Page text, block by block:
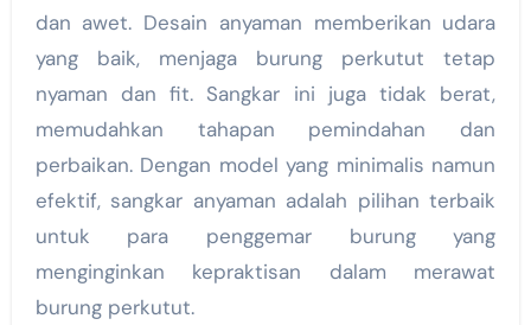
dan awet. Desain anyaman memberikan udara
yang baik, menjaga burung perkutut tetap
nyaman dan fit. Sangkar ini juga tidak berat,
memudahkan tahapan pemindahan dan
perbaikan. Dengan model yang minimalis namun
efektif, sangkar anyaman adalah pilihan terbaik
untuk para penggemar burung yang
menginginkan kepraktisan dalam merawat
burung perkutut.